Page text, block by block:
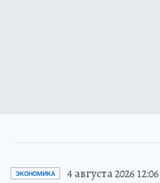
ЭКОНОМИКА 4 августа 2026 12:06